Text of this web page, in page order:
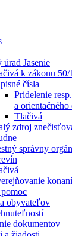
úrad Jasenie
k zákonu 50/
čísla
Pridelenie
a orientačného
Tlačivá
zdroj
správny orgán
konaní
obyvateľov
dokumentov